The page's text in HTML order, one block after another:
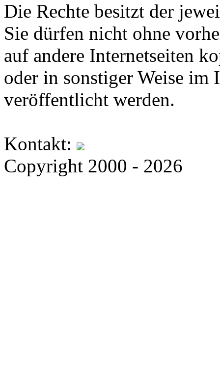
Die Rechte besitzt der
Sie dürfen nicht ohne
auf andere Internetseiten
oder in sonstiger Weise im
veröffentlicht werden.
Kontakt:
Copyright 2000 - 2026